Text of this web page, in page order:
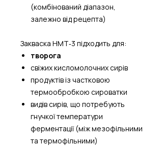
(комбінований діапазон,
залежно від рецепта)
Закваска HMT‑3 підходить для:
творога
свіжих кисломолочних сирів
продуктів із частковою
термообробкою сироватки
видів сирів, що потребують
гнучкої температури
ферментації (між мезофільними
та термофільними)